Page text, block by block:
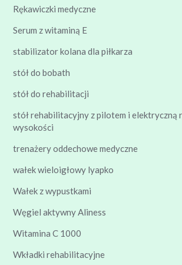
Rękawiczki medyczne
Serum z witaminą E
stabilizator kolana dla piłkarza
stół do bobath
stół do rehabilitacji
stół rehabilitacyjny z pilotem i elektryczną
wysokości
trenażery oddechowe medyczne
wałek wieloigłowy lyapko
Wałek z wypustkami
Węgiel aktywny Aliness
Witamina C 1000
Wkładki rehabilitacyjne